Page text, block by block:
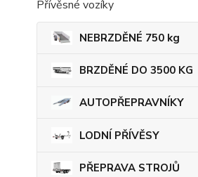
Přívěsné vozíky
NEBRZDĚNÉ 750 kg
BRZDĚNÉ DO 3500 KG
AUTOPŘEPRAVNÍKY
LODNÍ PŘÍVĚSY
PŘEPRAVA STROJŮ